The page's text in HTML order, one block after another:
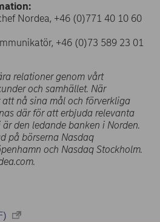
Nordea, +46 (0)771 40 10 60
+46 (0)73 589 23 01
relationer genom vårt
och samhället. När
nå sina mål och förverkliga
där för att erbjuda relevanta
den ledande banken i Norden.
på börserna Nasdaq
och Nasdaq Stockholm.